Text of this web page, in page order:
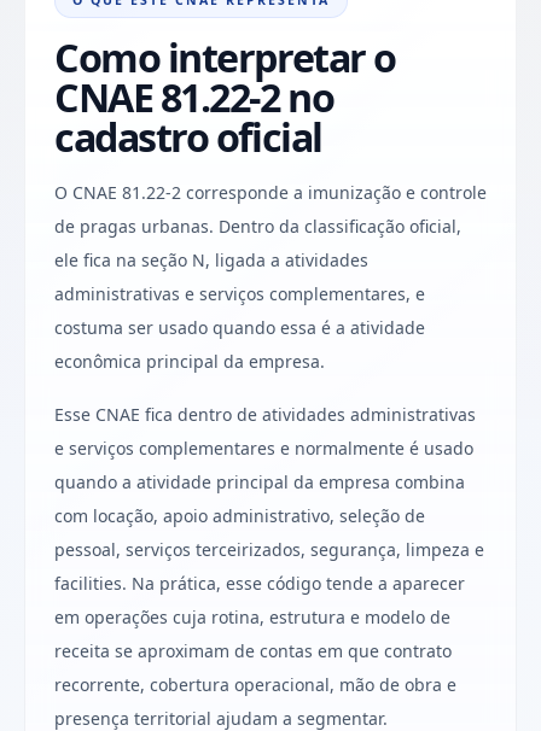
Como interpretar o
CNAE 81.22-2 no
cadastro oficial
O CNAE 81.22-2 corresponde a imunização e controle
de pragas urbanas. Dentro da classificação oficial,
ele fica na seção N, ligada a atividades
administrativas e serviços complementares, e
costuma ser usado quando essa é a atividade
econômica principal da empresa.
Esse CNAE fica dentro de atividades administrativas
e serviços complementares e normalmente é usado
quando a atividade principal da empresa combina
com locação, apoio administrativo, seleção de
pessoal, serviços terceirizados, segurança, limpeza e
facilities. Na prática, esse código tende a aparecer
em operações cuja rotina, estrutura e modelo de
receita se aproximam de contas em que contrato
recorrente, cobertura operacional, mão de obra e
presença territorial ajudam a segmentar.